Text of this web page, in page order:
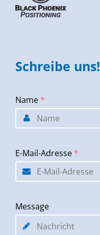
Schreibe uns!
Name *
E-Mail-Adresse *
Message